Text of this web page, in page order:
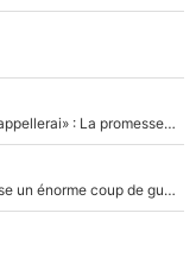
Mercato - OM - «Dès que je prends un club, je t’appellerai» : La promesse de Marcelino au moment de claquer la porte
Victime de racisme contre Murray, Kyrgios pousse un énorme coup de gueule !